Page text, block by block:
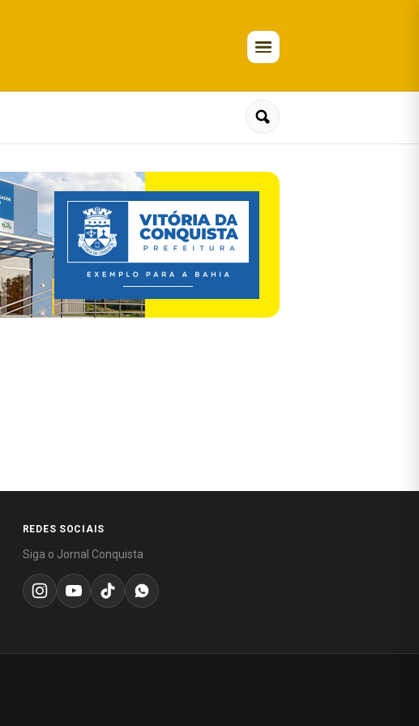
REDES SOCIAIS
Siga o Jornal Conquista